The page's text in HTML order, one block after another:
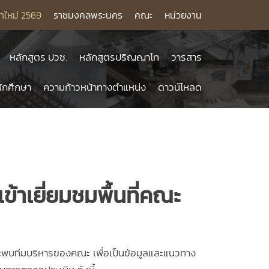
หม่ 2569 ราชมงคลพระนคร คณะ หน่วยงาน
หลักสูตร ปวช. หลักสูตรปริญญาโท
วารสาร
ศึกษา ความก้าวหน้าทางตำแหน่ง ดาวน์โหลด
าเยี่ยมชมพื้นที่คณะ
ทีมบริหารของคณะ เพื่อเป็นข้อมูลและแนวทาง